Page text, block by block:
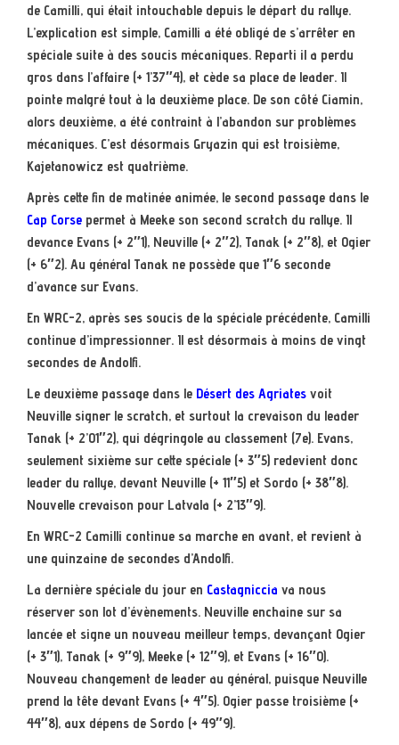
de Camilli, qui était intouchable depuis le départ du rallye.
L’explication est simple, Camilli a été obligé de s’arrêter en
spéciale suite à des soucis mécaniques. Reparti il a perdu
gros dans l’affaire (+ 1’37″4), et cède sa place de leader. Il
pointe malgré tout à la deuxième place. De son côté Ciamin,
alors deuxième, a été contraint à l’abandon sur problèmes
mécaniques. C’est désormais Gryazin qui est troisième,
Kajetanowicz est quatrième.
Après cette fin de matinée animée, le second passage dans le
Cap Corse permet à Meeke son second scratch du rallye. Il
devance Evans (+ 2″1), Neuville (+ 2″2), Tanak (+ 2″8), et Ogier
(+ 6″2). Au général Tanak ne possède que 1″6 seconde
d’avance sur Evans.
En WRC-2, après ses soucis de la spéciale précédente, Camilli
continue d’impressionner. Il est désormais à moins de vingt
secondes de Andolfi.
Le deuxième passage dans le Désert des Agriates voit
Neuville signer le scratch, et surtout la crevaison du leader
Tanak (+ 2’01″2), qui dégringole au classement (7e). Evans,
seulement sixième sur cette spéciale (+ 3″5) redevient donc
leader du rallye, devant Neuville (+ 11″5) et Sordo (+ 38″8).
Nouvelle crevaison pour Latvala (+ 2’13″9).
En WRC-2 Camilli continue sa marche en avant, et revient à
une quinzaine de secondes d’Andolfi.
La dernière spéciale du jour en Castagniccia va nous
réserver son lot d’évènements. Neuville enchaine sur sa
lancée et signe un nouveau meilleur temps, devançant Ogier
(+ 3″1), Tanak (+ 9″9), Meeke (+ 12″9), et Evans (+ 16″0).
Nouveau changement de leader au général, puisque Neuville
prend la tête devant Evans (+ 4″5). Ogier passe troisième (+
44″8), aux dépens de Sordo (+ 49″9).